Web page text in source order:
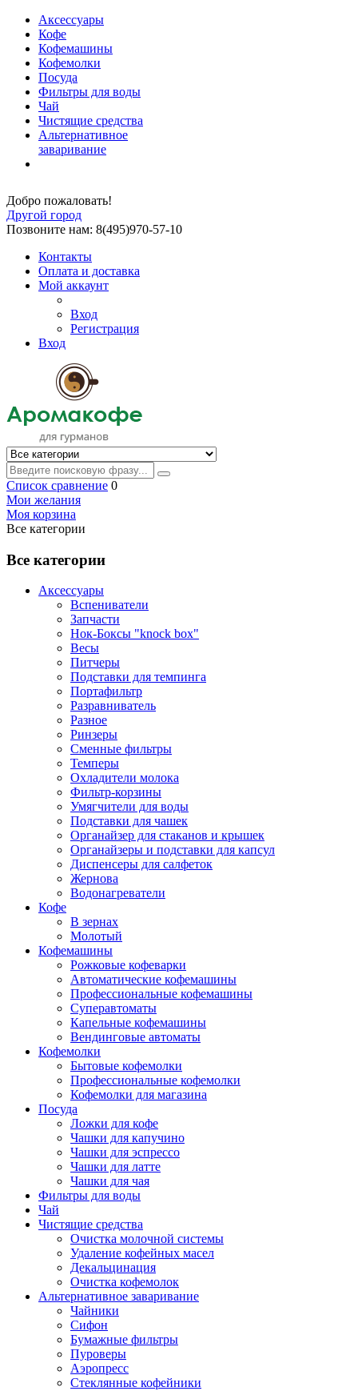
Аксессуары
Кофе
Кофемашины
Кофемолки
Посуда
Фильтры для воды
Чай
Чистящие средства
Альтернативное
заваривание
Добро пожаловать!
Другой город
Позвоните нам: 8(495)970-57-10
Контакты
Оплата и доставка
Мой аккаунт
Вход
Регистрация
Вход
Список сравнение 0
Мои желания
Моя корзина
Все категории
Все категории
Аксессуары
Вспениватели
Запчасти
Нок-Боксы "knock box"
Весы
Питчеры
Подставки для темпинга
Портафильтр
Разравниватель
Разное
Ринзеры
Сменные фильтры
Темперы
Охладители молока
Фильтр-корзины
Умягчители для воды
Подставки для чашек
Органайзер для стаканов и крышек
Органайзеры и подставки для капсул
Диспенсеры для салфеток
Жернова
Водонагреватели
Кофе
В зернах
Молотый
Кофемашины
Рожковые кофеварки
Автоматические кофемашины
Профессиональные кофемашины
Суперавтоматы
Капельные кофемашины
Вендинговые автоматы
Кофемолки
Бытовые кофемолки
Профессиональные кофемолки
Кофемолки для магазина
Посуда
Ложки для кофе
Чашки для капучино
Чашки для эспрессо
Чашки для латте
Чашки для чая
Фильтры для воды
Чай
Чистящие средства
Очистка молочной системы
Удаление кофейных масел
Декальцинация
Очистка кофемолок
Альтернативное заваривание
Чайники
Сифон
Бумажные фильтры
Пуроверы
Аэропресс
Стеклянные кофейники